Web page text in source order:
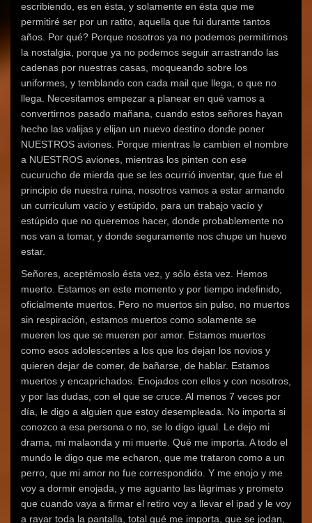
escribiendo, es en ésta, y solamente en ésta que me
permitiré ser por un ratito, aquella que fui durante tantos
años. Por qué? Porque nosotros ya no podemos permitirnos
la nostalgia, porque ya no podemos seguir arrastrando las
cadenas por nuestras casas, moqueando sobre los
uniformes, y temblando con cada mail que llega, o que no
llega. Necesitamos empezar a planear en qué vamos a
convertirnos pasado mañana, cuando estos señores hayan
hecho las valijas y elijan un nuevo destino donde poner
NUESTROS aviones. Porque mientras le cambien el nombre
a NUESTROS aviones, mientras los pinten con ese
cucurucho de mierda que se les ocurrió inventar, que fue el
principio de nuestra ruina, nosotros vamos a estar armando
un curriculum vacío y estúpido, para un trabajo vacío y
estúpido que no queremos hacer, donde probablemente no
nos van a tomar, y donde seguramente nos chupe un huevo
estar.
Señores, aceptémoslo ésta vez, y sólo ésta vez. Hemos
muerto. Estamos en este momento y por tiempo indefinido,
oficialmente muertos. Pero no muertos sin pulso, no muertos
sin respiración, estamos muertos como solamente se
mueren los que se mueren por amor. Estamos muertos
como esos adolescentes a los que los dejan los novios y
quieren dejar de comer, de bañarse, de hablar. Estamos
muertos y encaprichados. Enojados con ellos y con nosotros,
y por las dudas, con el que se cruce. Al menos 7 veces por
día, le digo a alguien que estoy desempleada. No importa si
conozco a esa persona o no, se lo digo igual. Le dejo mi
drama, mi malaonda y mi muerte. Qué me importa. A todo el
mundo le digo que me echaron, que me trataron como a un
perro, que mi amor no fue correspondido. Y me enojo y me
voy a dormir enojada, y me aguanto las lágrimas y prometo
que cuando vaya a firmar el retiro voy a llevar el ipad y le voy
a rayar toda la pantalla, total qué me importa, que se jodan,